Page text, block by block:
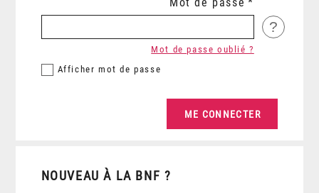
Mot de passe
?
Afficher mot de passe
Mot de passe oublié ?
NOUVEAU À LA BNF ?